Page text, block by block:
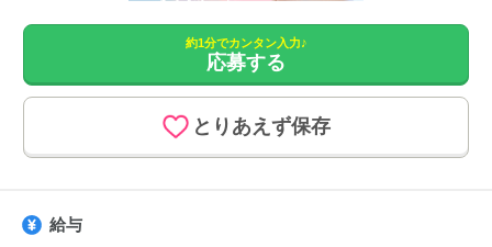
約1分でカンタン入力♪
応募する
とりあえず保存
給与